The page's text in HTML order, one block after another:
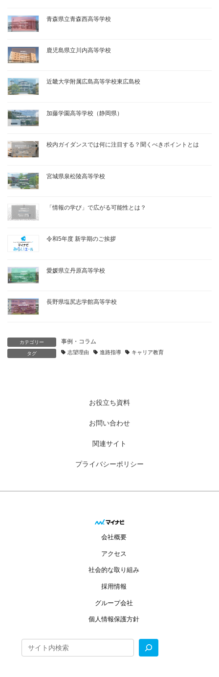
青森県立青森西高等学校
鹿児島県立川内高等学校
近畿大学附属広島高等学校東広島校
加藤学園高等学校（静岡県）
校内ガイダンスでは何に注目する？聞くべきポイントとは
宮城県泉松陵高等学校
「情報の学び」で広がる可能性とは？
令和5年度 新学期のご挨拶
愛媛県立丹原高等学校
長野県塩尻志学館高等学校
カテゴリー 事例・コラム
タグ 志望理由 進路指導 キャリア教育
お役立ち資料
お問い合わせ
関連サイト
プライバシーポリシー
会社概要
アクセス
社会的な取り組み
採用情報
グループ会社
個人情報保護方針